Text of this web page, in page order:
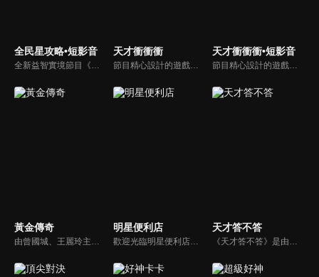
全民星攻略•短影音 天才衝衝衝
節目精心設計的遊戲內容，包括深受觀眾喜愛並且火紅於各大專院校的【TEMPO系列】，考驗藝人用肢體表達能力以及聯想能力的【你是WORD演】、【會演是英雄】，考驗英文程度的【EAR傳耳ABC】，超簡單、超爆笑的【看你怎麼說】，以及考驗藝人反應、機智以及隊友默契的【不可能的默契】等單元，逗趣又爆笑！
天才衝衝衝•短影音
節目精心設計的遊戲內容，包括深受觀眾喜愛並且火紅於各大專院校的【TEMPO系列】，考驗藝人用肢體表達能力以及聯想能力的【你是WORD演】、【會演是英雄】，考驗英文程度的【EAR傳耳ABC】，超簡單、超爆笑的【看你怎麼說】，以及考驗藝人反應、機智以及隊友默契的【不可能的默契】等單元，逗趣又爆笑！
黃金傳奇
由曾國城、王麗玲主持，許多人記憶中的經典外景綜藝節目之一。每次闖關成功的隊伍，可獲得藏寶圖；拼湊出完整藏寶圖者，可憑著藏寶圖提示至寶箱放置處；最後以正確寶箱之正確答案鑰匙開啟成功者，除隊長本身外的每位參賽者，即可獲得價值新台幣5萬元之黃金金牌。
明星便利店
歡迎光臨明星便利店！你覺得便利店裡面有什麼？關東煮？茶葉蛋？還是讓你尖叫的大明星？一家擁有明星的便利店，到底有多稀奇，你會不會想要光臨呢？
天才答不答
《天才答不答》是由吳宗憲和吳怡霈共同主持的益智節目。節目設立高額的獎金來考驗藝人們真實的人性，同時將題目立體化，讓你身歷其境去冒險答題。更有哪些出乎意料的處罰，讓藝人羞愧的不想再答錯！一個最接近「人性」與「真實」的益智節目，現在就讓吳宗憲帶你輕鬆玩轉知識。